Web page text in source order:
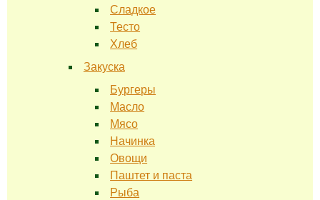
Сладкое
Тесто
Хлеб
Закуска
Бургеры
Масло
Мясо
Начинка
Овощи
Паштет и паста
Рыба